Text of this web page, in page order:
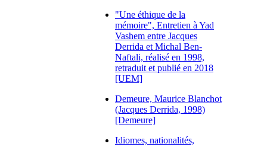
"Une éthique de la
mémoire", Entretien à Yad
Vashem entre Jacques
Derrida et Michal Ben-
Naftali, réalisé en 1998,
retraduit et publié en 2018
[UEM]
Demeure, Maurice Blanchot
(Jacques Derrida, 1998)
[Demeure]
Idiomes, nationalités,